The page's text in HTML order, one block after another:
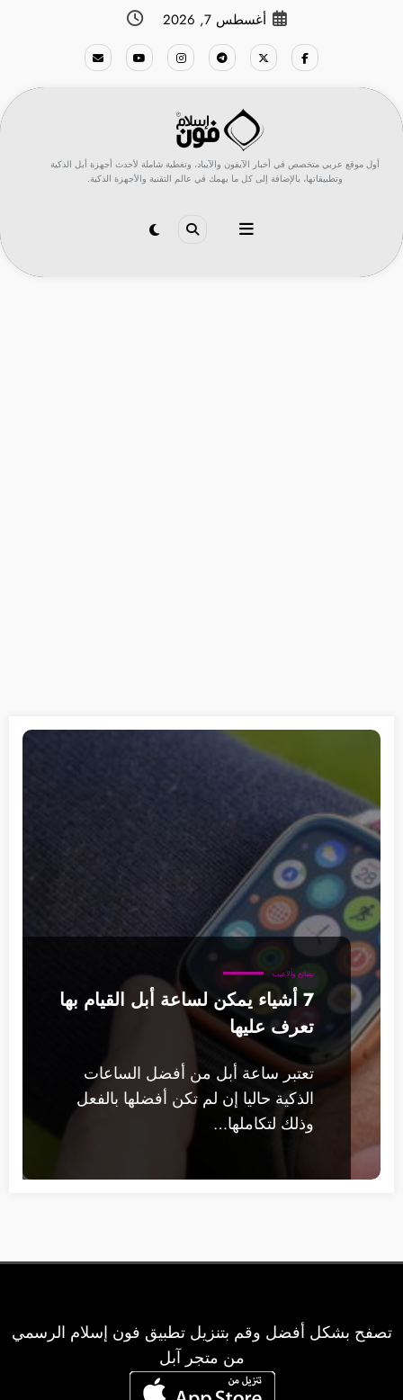
أغسطس 7, 2026
أول موقع عربي متخصص في أخبار الآيفون والآيباد، وتغطية شاملة لأحدث أجهزة أبل الذكية
وتطبيقاتها، بالإضافة إلى كل ما يهمك في عالم التقنية والأجهزة الذكية.
نصائح وألاعيب
7 أشياء يمكن لساعة أبل القيام بها
تعرف عليها
تعتبر ساعة أبل من أفضل الساعات
الذكية حاليا إن لم تكن أفضلها بالفعل
وذلك لتكاملها…
تصفح بشكل أفضل وقم بتنزيل تطبيق فون إسلام الرسمي
من متجر آبل